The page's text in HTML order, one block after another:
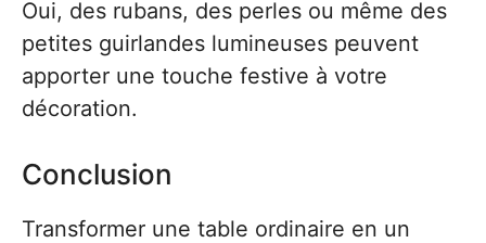
Oui, des rubans, des perles ou même des
petites guirlandes lumineuses peuvent
apporter une touche festive à votre
décoration.
Conclusion
Transformer une table ordinaire en un